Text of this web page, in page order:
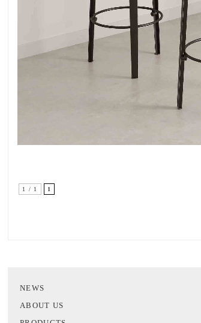
1 / 1 1
NEWS
ABOUT US